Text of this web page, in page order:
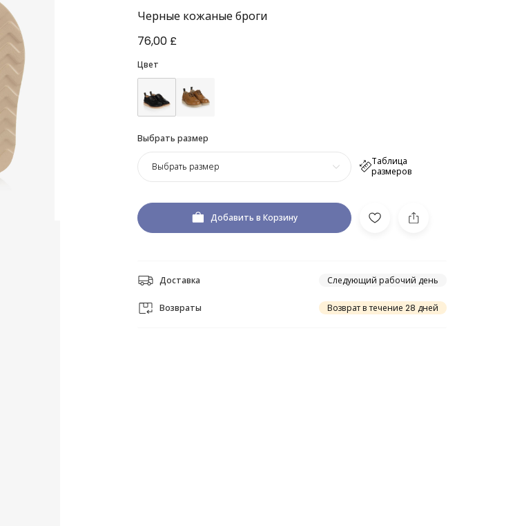
Черные кожаные броги
76,00 £
Цвет
Выбрать размер
Таблица
размеров
Выбрать размер
Добавить в Корзину
Доставка Следующий рабочий день
Возвраты Возврат в течение 28 дней